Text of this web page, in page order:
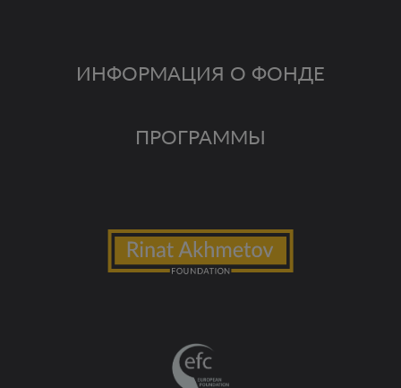
ИНФОРМАЦИЯ О ФОНДЕ
ПРОГРАММЫ